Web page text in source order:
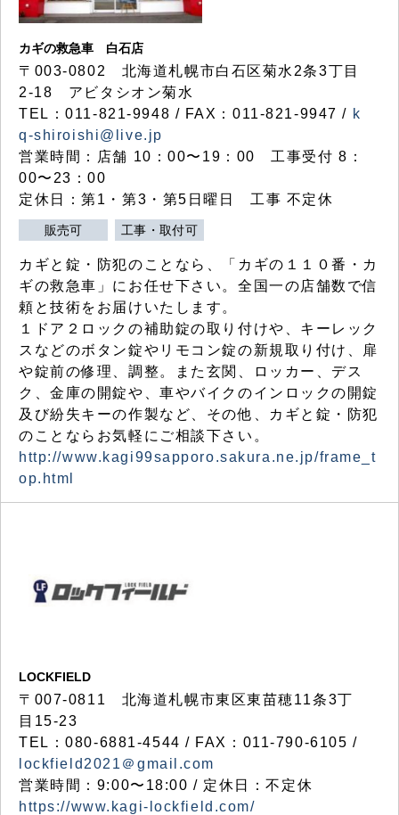
カギの救急車 白石店
〒003-0802 北海道札幌市白石区菊水2条3丁目
2-18 アビタシオン菊水
TEL：011-821-9948 / FAX：011-821-9947 / k
q-shiroishi@live.jp
営業時間：店舗 10：00〜19：00 工事受付 8：
00〜23：00
定休日：第1・第3・第5日曜日 工事 不定休
販売可 工事・取付可
カギと錠・防犯のことなら、「カギの１１０番・カ
ギの救急車」にお任せ下さい。全国一の店舗数で信
頼と技術をお届けいたします。
１ドア２ロックの補助錠の取り付けや、キーレック
スなどのボタン錠やリモコン錠の新規取り付け、扉
や錠前の修理、調整。また玄関、ロッカー、デス
ク、金庫の開錠や、車やバイクのインロックの開錠
及び紛失キーの作製など、その他、カギと錠・防犯
のことならお気軽にご相談下さい。
http://www.kagi99sapporo.sakura.ne.jp/frame_t
op.html
LOCKFIELD
〒007-0811 北海道札幌市東区東苗穂11条3丁
目15-23
TEL：080-6881-4544 / FAX：011-790-6105 /
lockfield2021＠gmail.com
営業時間：9:00〜18:00 / 定休日：不定休
https://www.kagi-lockfield.com/